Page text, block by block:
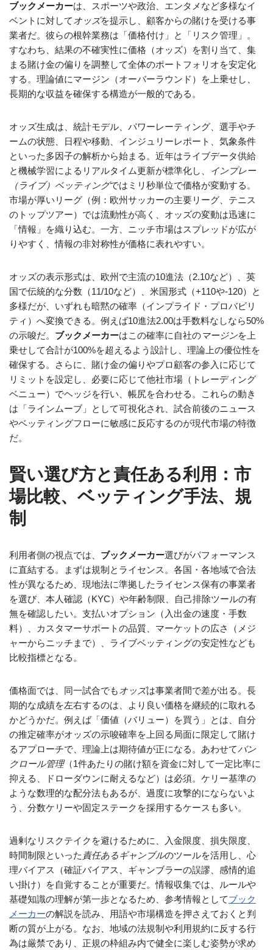
ブックメーカーは、スポーツや政治、エンタメなど多様なイ
ベントに対して オッズを提示し、顧客からの賭けを受ける事
業者だ。彼らの根幹業務は「価格付け」と「リスク管理」。
すなわち、結果の不確実性に価格（オッズ）を割り当て、集
まる賭け金の偏りを調整して全体のポートフォリオを安定化
する。理論値にマージン（オーバーラウンド）を上乗せし、
長期的な収益を確保する構造が一般的である。
オッズ生成は、統計モデル、パワーレーティング、選手やチ
ームの状態、日程や移動、インジュリーレポート、気象条件
といった多因子の解析から始まる。近年はライブデータ供給
と機械学習によるリアルタイム更新が標準化し、
インプレー
（ライブ）ベッティングではミリ秒単位で価格が変動する。
市場が厚いリーグ（例：欧州サッカーの主要リーグ、テニス
のトップツアー）では流動性が高く、オッズの変動は迅速に
「情報」を織り込む。一方、ニッチ市場はスプレッドが広が
りやすく、情報の非対称性が価格に表れやすい。
オッズの表示形式は、欧州で主流の10進法（2.10など）、英
国で伝統的な分数（11/10など）、米国形式（+110や-120）と
多様だが、いずれも暗黙の確率（インプライド・プロバビリ
ティ）へ変換できる。例えば10進法2.00は手数料なしなら50%
の示唆だ。 ブックメーカーはこの確率に自社のマージンを上
乗せして合計が100%を超えるよう設計し、理論上の優位性を
確保する。さらに、賭け金の偏りやプロ顧客の参入に応じて
リミットを設定し、必要に応じて他社市場（トレーディング
ベニュー）でヘッジを行い、帳尻を合わせる。これらの動き
は「ラインムーブ」として可視化され、試合前後のニュース
やベッティングフローに敏感に反応するのが現代市場の特徴
だ。
賢い選び方と責任ある利用：市
場比較、ベッティング手法、規
制
利用者側の視点では、 ブックメーカー選びがパフォーマンス
に直結する。まずは規制とライセンス。各国・各地域で合法
性が異なるため、現地法に準拠したライセンス保有の事業者
を選び、本人確認（KYC）や年齢制限、自己排除ツールの有
無を確認したい。支払いオプション（入出金の速度・手数
料）、カスタマーサポートの品質、マーケットの広さ（メジ
ャーからニッチまで）、ライブベッティングの安定性なども
比較指標となる。
価格面では、同一試合でも オッズは事業者間で差が出る。長
期的な成績を左右するのは、より良い価格を継続的に取れる
かどうかだ。例えば「価値（バリュー）を買う」とは、自分
の推定確率がオッズの示唆確率を上回る局面に限定して賭け
るアプローチで、理論上は期待値が正になる。あわせてバン
クロール管理（1件あたりの賭け額を資金に対して一定比率に
抑える、ドローダウンに耐えるなど）は必須。ケリー基準の
ような数理的な配分法もあるが、過度に攻撃的にならないよ
う、分数ケリーや固定ステークを採用するケースも多い。
過剰なリスクテイクを避けるために、入金限度、損失限度、
時間制限といった 責任あるギャンブルのツールを活用し、心
理バイアス（確証バイアス、ギャンブラーの誤謬、感情的追
い掛け）を自覚することが重要だ。情報収集では、ルールや
基礎知識の理解が第一歩となるため、参考情報としてブック
メーカーの解説を読み、用語や市場構造を押さえておくと判
断の質が上がる。なお、地域の法規制や利用規約に反する行
為は厳禁であり、正規の枠組み内で健全に楽しむ姿勢が求め